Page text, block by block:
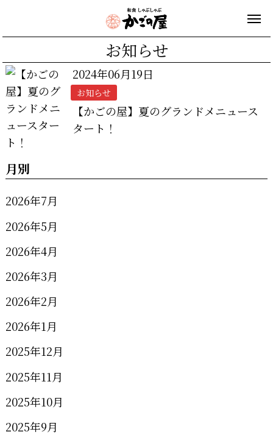
お知らせ
2024年06月19日
お知らせ
【かごの屋】夏のグランドメニュース
タート！
月別
2026年7月
2026年5月
2026年4月
2026年3月
2026年2月
2026年1月
2025年12月
2025年11月
2025年10月
2025年9月